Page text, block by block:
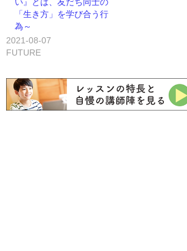
い』とは、友だち同士の
「生き方」を学び合う行
為～
2021-08-07
FUTURE